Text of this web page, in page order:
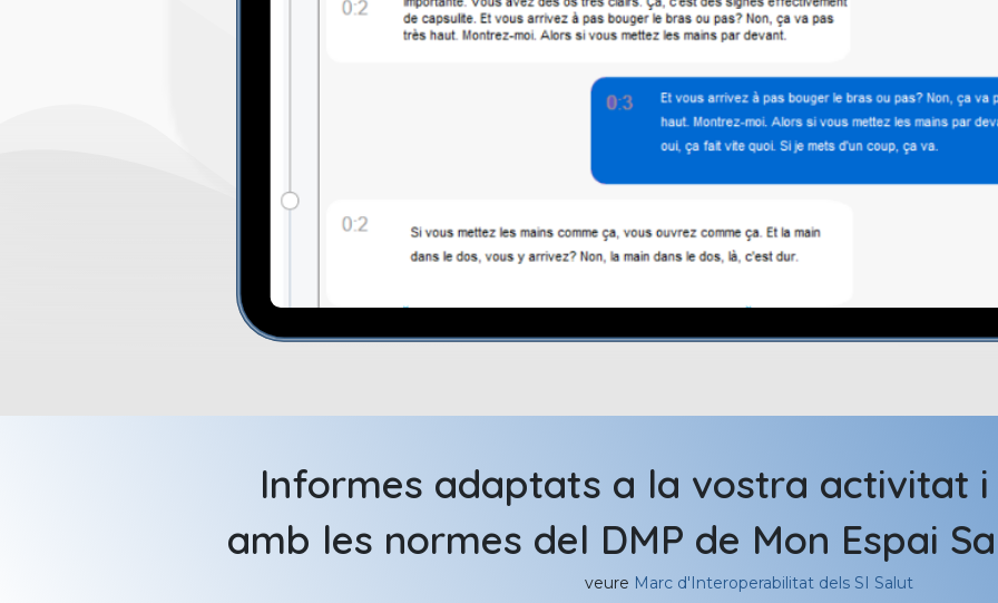
Informes adaptats a la vostra activitat
amb les normes del DMP de Mon Espai
veure Marc d'Interoperabilitat dels SI Salut